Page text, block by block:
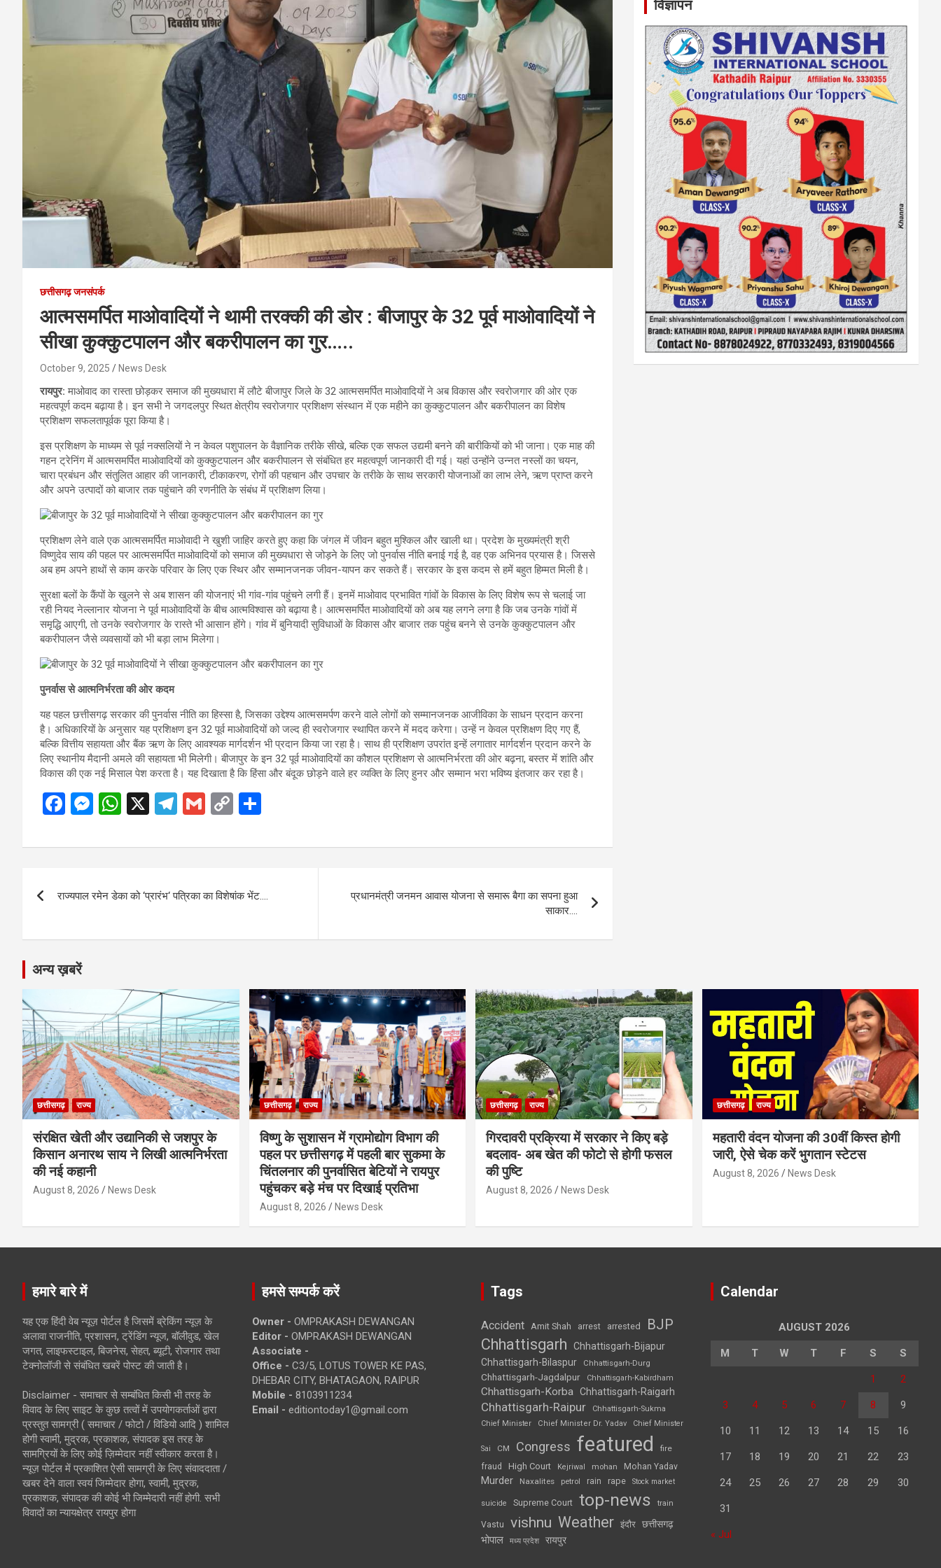
छत्तीसगढ़ जनसंपर्क
आत्मसमर्पित माओवादियों ने थामी तरक्की की डोर : बीजापुर के 32 पूर्व माओवादियों ने
सीखा कुक्कुटपालन और बकरीपालन का गुर…..
October 9, 2025 News Desk
रायपुर:माओवाद का रास्ता छोड़कर समाज की मुख्यधारा में लौटे बीजापुर जिले के 32 आत्मसमर्पित माओवादियों ने अब विकास और स्वरोजगार की ओर एक
महत्वपूर्ण कदम बढ़ाया है। इन सभी ने जगदलपुर स्थित क्षेत्रीय स्वरोजगार प्रशिक्षण संस्थान में एक महीने का कुक्कुटपालन और बकरीपालन का विशेष
प्रशिक्षण सफलतापूर्वक पूरा किया है।
इस प्रशिक्षण के माध्यम से पूर्व नक्सलियों ने न केवल पशुपालन के वैज्ञानिक तरीके सीखे, बल्कि एक सफल उद्यमी बनने की बारीकियों को भी जाना। एक माह की
गहन ट्रेनिंग में आत्मसमर्पित माओवादियों को कुक्कुटपालन और बकरीपालन से संबंधित हर महत्वपूर्ण जानकारी दी गई। यहां उन्होंने उन्नत नस्लों का चयन,
चारा प्रबंधन और संतुलित आहार की जानकारी, टीकाकरण, रोगों की पहचान और उपचार के तरीके के साथ सरकारी योजनाओं का लाभ लेने, ऋण प्राप्त करने
और अपने उत्पादों को बाजार तक पहुंचाने की रणनीति के संबंध में प्रशिक्षण लिया।
प्रशिक्षण लेने वाले एक आत्मसमर्पित माओवादी ने खुशी जाहिर करते हुए कहा कि जंगल में जीवन बहुत मुश्किल और खाली था। प्रदेश के मुख्यमंत्री श्री
विष्णुदेव साय की पहल पर आत्मसमर्पित माओवादियों को समाज की मुख्यधारा से जोड़ने के लिए जो पुनर्वास नीति बनाई गई है, वह एक अभिनव प्रयास है। जिससे
अब हम अपने हाथों से काम करके परिवार के लिए एक स्थिर और सम्मानजनक जीवन-यापन कर सकते हैं। सरकार के इस कदम से हमें बहुत हिम्मत मिली है।
सुरक्षा बलों के कैंपों के खुलने से अब शासन की योजनाएं भी गांव-गांव पहुंचने लगी हैं। इनमें माओवाद प्रभावित गांवों के विकास के लिए विशेष रूप से चलाई जा
रही नियद नेल्लानार योजना ने पूर्व माओवादियों के बीच आत्मविश्वास को बढ़ाया है। आत्मसमर्पित माओवादियों को अब यह लगने लगा है कि जब उनके गांवों में
समृद्धि आएगी, तो उनके स्वरोजगार के रास्ते भी आसान होंगे। गांव में बुनियादी सुविधाओं के विकास और बाजार तक पहुंच बनने से उनके कुक्कुटपालन और
बकरीपालन जैसे व्यवसायों को भी बड़ा लाभ मिलेगा।
पुनर्वास से आत्मनिर्भरता की ओर कदम
यह पहल छत्तीसगढ़ सरकार की पुनर्वास नीति का हिस्सा है, जिसका उद्देश्य आत्मसमर्पण करने वाले लोगों को सम्मानजनक आजीविका के साधन प्रदान करना
है। अधिकारियों के अनुसार यह प्रशिक्षण इन 32 पूर्व माओवादियों को जल्द ही स्वरोजगार स्थापित करने में मदद करेगा। उन्हें न केवल प्रशिक्षण दिए गए हैं,
बल्कि वित्तीय सहायता और बैंक ऋण के लिए आवश्यक मार्गदर्शन भी प्रदान किया जा रहा है। साथ ही प्रशिक्षण उपरांत इन्हें लगातार मार्गदर्शन प्रदान करने के
लिए स्थानीय मैदानी अमले की सहायता भी मिलेगी। बीजापुर के इन 32 पूर्व माओवादियों का कौशल प्रशिक्षण से आत्मनिर्भरता की ओर बढ़ना, बस्तर में शांति और
विकास की एक नई मिसाल पेश करता है। यह दिखाता है कि हिंसा और बंदूक छोड़ने वाले हर व्यक्ति के लिए हुनर और सम्मान भरा भविष्य इंतजार कर रहा है।
F
ce
o
k
M
se
g
W
at
A
p
X
T
e
a
G
ail
C
py
n
ar
navigation
राज्यपाल रमेन डेका को ‘प्रारंभ‘ पत्रिका का विशेषांक भेंट….
प्रधानमंत्री जनमन आवास योजना से समारू बैगा का सपना हुआ
साकार….
विज्ञापन
अन्य ख़बरें
छत्तीसगढ़ राज्य
संरक्षित खेती और उद्यानिकी से जशपुर के
किसान अनारथ साय ने लिखी आत्मनिर्भरता
की नई कहानी
August 8, 2026 News Desk
छत्तीसगढ़ राज्य
विष्णु के सुशासन में ग्रामोद्योग विभाग की
पहल पर छत्तीसगढ़ में पहली बार सुकमा के
चिंतलनार की पुनर्वासित बेटियों ने रायपुर
पहुंचकर बड़े मंच पर दिखाई प्रतिभा
August 8, 2026 News Desk
छत्तीसगढ़ राज्य
गिरदावरी प्रक्रिया में सरकार ने किए बड़े
बदलाव- अब खेत की फोटो से होगी फसल
की पुष्टि
August 8, 2026 News Desk
छत्तीसगढ़ राज्य
महतारी वंदन योजना की 30वीं किस्त होगी
जारी, ऐसे चेक करें भुगतान स्टेटस
August 8, 2026 News Desk
हमारे बारे में
यह एक हिंदी वेब न्यूज़ पोर्टल है जिसमें ब्रेकिंग न्यूज़ के
अलावा राजनीति, प्रशासन, ट्रेंडिंग न्यूज, बॉलीवुड, खेल
जगत, लाइफस्टाइल, बिजनेस, सेहत, ब्यूटी, रोजगार तथा
टेक्नोलॉजी से संबंधित खबरें पोस्ट की जाती है।
Disclaimer - समाचार से सम्बंधित किसी भी तरह के
विवाद के लिए साइट के कुछ तत्वों में उपयोगकर्ताओं द्वारा
प्रस्तुत सामग्री ( समाचार / फोटो / विडियो आदि ) शामिल
होगी स्वामी, मुद्रक, प्रकाशक, संपादक इस तरह के
सामग्रियों के लिए कोई ज़िम्मेदार नहीं स्वीकार करता है।
न्यूज़ पोर्टल में प्रकाशित ऐसी सामग्री के लिए संवाददाता /
खबर देने वाला स्वयं जिम्मेदार होगा, स्वामी, मुद्रक,
प्रकाशक, संपादक की कोई भी जिम्मेदारी नहीं होगी. सभी
विवादों का न्यायक्षेत्र रायपुर होगा
हमसे सम्पर्क करें
Owner - OMPRAKASH DEWANGAN
Editor - OMPRAKASH DEWANGAN
Associate -
Office - C3/5, LOTUS TOWER KE PAS,
DHEBAR CITY, BHATAGAON, RAIPUR
Mobile - 8103911234
Email - editiontoday1@gmail.com
Tags
Accident Amit Shah arrest arrested BJP
Chhattisgarh
Chhattisgarh-Bijapur
Chhattisgarh-Bilaspur
Chhattisgarh-Durg
Chhattisgarh-Jagdalpur Chhattisgarh-Kabirdham
Chhattisgarh-Korba Chhattisgarh-Raigarh
Chhattisgarh-Raipur
Chhattisgarh-Sukma
Chief Minister
Chief Minister Dr. Yadav Chief Minister
Sai CM Congress featured
fire
fraud
High Court Kejriwal mohan Mohan Yadav
Murder Naxalites petrol rain rape Stock market
suicide Supreme Court top-news train
Vastu vishnu Weather इंदौर छत्तीसगढ़
भोपाल मध्य प्रदेश रायपुर
Calendar
AUGUST 2026
M T W T F S S
1 2
3 4 5 6 7 8 9
10 11 12 13 14 15 16
17 18 19 20 21 22 23
24 25 26 27 28 29 30
31
« Jul